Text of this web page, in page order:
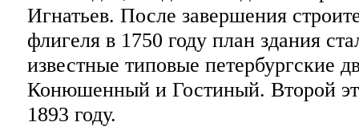
Игнатьев. После завершения
флигеля в 1750 году план здания
известные типовые петербургские
Конюшенный и Гостиный. Второй
1893 году.